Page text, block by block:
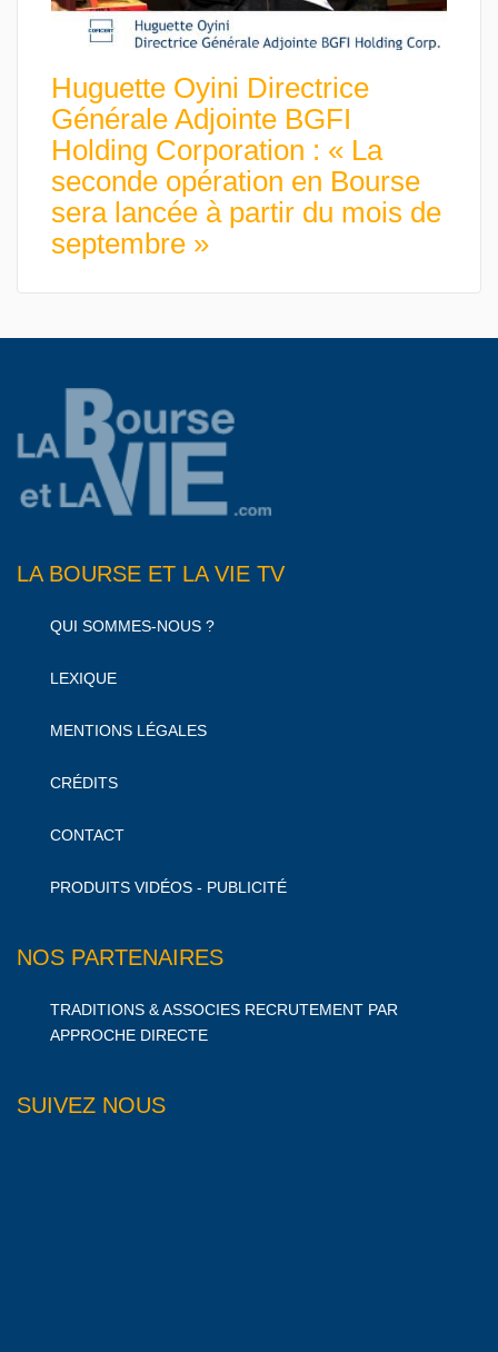
Huguette Oyini Directrice
Générale Adjointe BGFI
Holding Corporation : « La
seconde opération en Bourse
sera lancée à partir du mois de
septembre »
LA BOURSE ET LA VIE TV
QUI SOMMES-NOUS ?
LEXIQUE
MENTIONS LÉGALES
CRÉDITS
CONTACT
PRODUITS VIDÉOS - PUBLICITÉ
NOS PARTENAIRES
TRADITIONS & ASSOCIES RECRUTEMENT PAR
APPROCHE DIRECTE
SUIVEZ NOUS